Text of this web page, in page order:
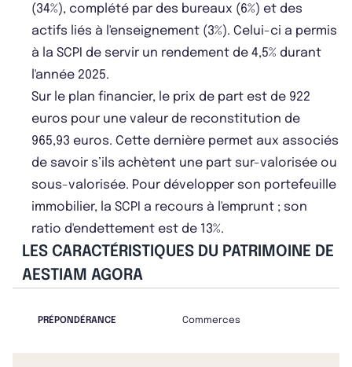
(34%), complété par des bureaux (6%) et des
actifs liés à l'enseignement (3%). Celui-ci a permis
à la SCPI de servir un rendement de 4,5% durant
l'année 2025.
Sur le plan financier, le prix de part est de 922
euros pour une valeur de reconstitution de
965,93 euros. Cette dernière permet aux associés
de savoir s’ils achètent une part sur-valorisée ou
sous-valorisée. Pour développer son portefeuille
immobilier, la SCPI a recours à l'emprunt ; son
ratio d'endettement est de 13%.
LES CARACTÉRISTIQUES DU PATRIMOINE DE
AESTIAM AGORA
PRÉPONDÉRANCE Commerces